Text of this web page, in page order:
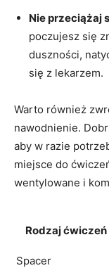
Nie przeciążaj
poczujesz się
duszności,
się z lekarzem.
Warto również
nawodnienie.
aby w razie
miejsce do
wentylowane i
Rodzaj ćwiczeń
Spacer